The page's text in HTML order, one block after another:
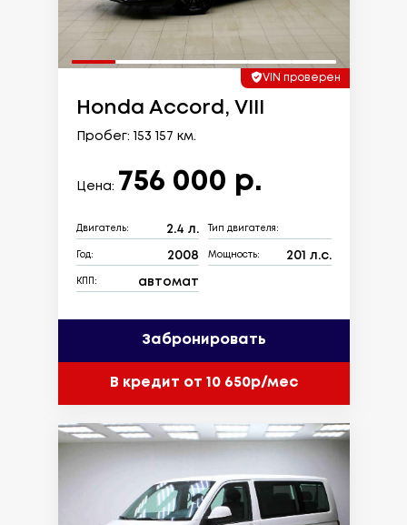
VIN проверен
Honda Accord, VIII
Пробег: 153 157 км.
Цена: 756 000 р.
Двигатель: 2.4 л. Тип двигателя:
Год: 2008 Мощность: 201 л.с.
КПП: автомат
Забронировать
В кредит от 10 650р/мес